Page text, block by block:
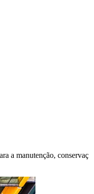
a manutenção, conservaç